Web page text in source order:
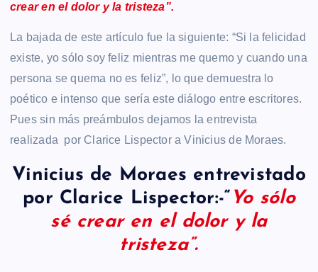
crear en el dolor y la tristeza”.
La bajada de este artículo fue la siguiente: “Si la felicidad
existe, yo sólo soy feliz mientras me quemo y cuando una
persona se quema no es feliz”, lo que demuestra lo
poético e intenso que sería este diálogo entre escritores.
Pues sin más preámbulos dejamos la entrevista
realizada por Clarice Lispector a Vinicius de Moraes.
Vinicius de Moraes entrevistado
por Clarice Lispector:-“ Yo sólo
sé crear en el dolor y la
tristeza”.